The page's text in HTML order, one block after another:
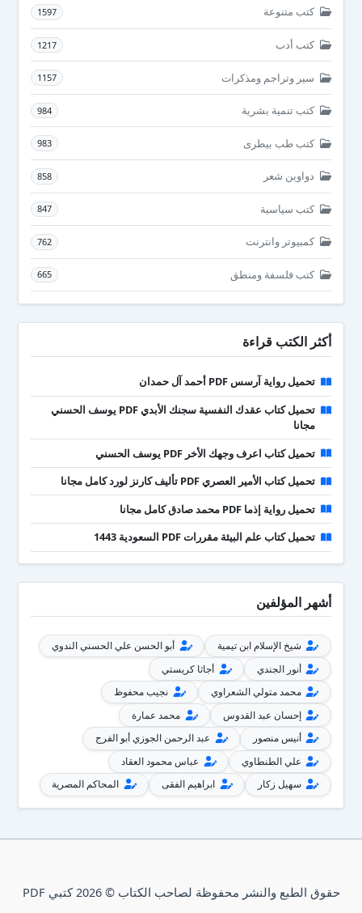
كتب متنوعة 1597
كتب أدب 1217
سير وتراجم ومذكرات 1157
كتب تنمية بشرية 984
كتب طب بيطرى 983
دواوين شعر 858
كتب سياسية 847
كمبيوتر وانترنت 762
كتب فلسفة ومنطق 665
أكثر الكتب قراءة
تحميل رواية آرسس PDF أحمد آل حمدان
تحميل كتاب عقدك النفسية سجنك الأبدي PDF يوسف الحسني
مجانا
تحميل كتاب اعرف وجهك الأخر PDF يوسف الحسني
تحميل كتاب الأمير العصري PDF تأليف كارنز لورد كامل مجانا
تحميل رواية إذما PDF محمد صادق كامل مجانا
تحميل كتاب علم البيئة مقررات PDF السعودية 1443
أشهر المؤلفين
شيخ الإسلام ابن تيمية
أبو الحسن علي الحسني الندوي
أنور الجندي
أجاثا كريستي
محمد متولي الشعراوي
نجيب محفوظ
إحسان عبد القدوس
محمد عمارة
أنيس منصور
عبد الرحمن الجوزي أبو الفرج
علي الطنطاوي
عباس محمود العقاد
سهيل زكار
ابراهيم الفقى المحاكم المصرية
حقوق الطبع والنشر محفوظة لصاحب الكتاب © 2026 كتبي PDF